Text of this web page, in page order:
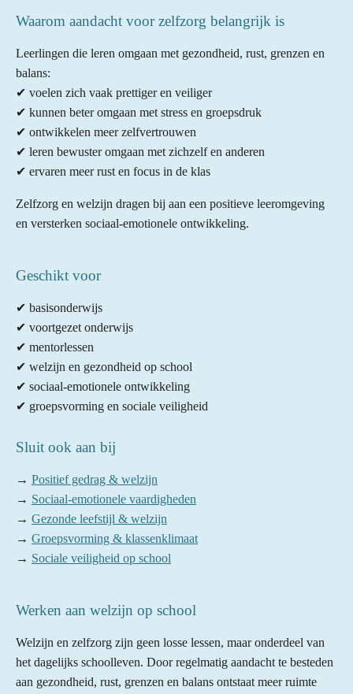
Waarom aandacht voor zelfzorg belangrijk is
Leerlingen die leren omgaan met gezondheid, rust, grenzen en
balans:
✔ voelen zich vaak prettiger en veiliger
✔ kunnen beter omgaan met stress en groepsdruk
✔ ontwikkelen meer zelfvertrouwen
✔ leren bewuster omgaan met zichzelf en anderen
✔ ervaren meer rust en focus in de klas
Zelfzorg en welzijn dragen bij aan een positieve leeromgeving
en versterken sociaal-emotionele ontwikkeling.
Geschikt voor
✔ basisonderwijs
✔ voortgezet onderwijs
✔ mentorlessen
✔ welzijn en gezondheid op school
✔ sociaal-emotionele ontwikkeling
✔ groepsvorming en sociale veiligheid
Sluit ook aan bij
→ Positief gedrag & welzijn
→ Sociaal-emotionele vaardigheden
→ Gezonde leefstijl & welzijn
→ Groepsvorming & klassenklimaat
→ Sociale veiligheid op school
Werken aan welzijn op school
Welzijn en zelfzorg zijn geen losse lessen, maar onderdeel van
het dagelijks schoolleven. Door regelmatig aandacht te besteden
aan gezondheid, rust, grenzen en balans ontstaat meer ruimte